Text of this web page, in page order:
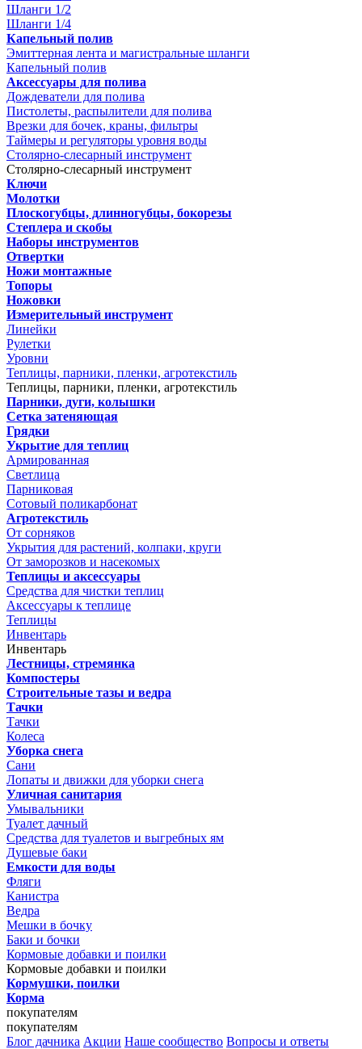
Шланги 1/2
Шланги 1/4
Капельный полив
Эмиттерная лента и магистральные шланги
Капельный полив
Аксессуары для полива
Дождеватели для полива
Пистолеты, распылители для полива
Врезки для бочек, краны, фильтры
Таймеры и регуляторы уровня воды
Столярно-слесарный инструмент
Столярно-слесарный инструмент
Ключи
Молотки
Плоскогубцы, длинногубцы, бокорезы
Степлера и скобы
Наборы инструментов
Отвертки
Ножи монтажные
Топоры
Ножовки
Измерительный инструмент
Линейки
Рулетки
Уровни
Теплицы, парники, пленки, агротекстиль
Теплицы, парники, пленки, агротекстиль
Парники, дуги, колышки
Сетка затеняющая
Грядки
Укрытие для теплиц
Армированная
Светлица
Парниковая
Сотовый поликарбонат
Агротекстиль
От сорняков
Укрытия для растений, колпаки, круги
От заморозков и насекомых
Теплицы и аксессуары
Средства для чистки теплиц
Аксессуары к теплице
Теплицы
Инвентарь
Инвентарь
Лестницы, стремянка
Компостеры
Строительные тазы и ведра
Тачки
Тачки
Колеса
Уборка снега
Сани
Лопаты и движки для уборки снега
Уличная санитария
Умывальники
Туалет дачный
Средства для туалетов и выгребных ям
Душевые баки
Емкости для воды
Фляги
Канистра
Ведра
Мешки в бочку
Баки и бочки
Кормовые добавки и поилки
Кормовые добавки и поилки
Кормушки, поилки
Корма
покупателям
покупателям
Блог дачника Акции Наше сообщество Вопросы и ответы